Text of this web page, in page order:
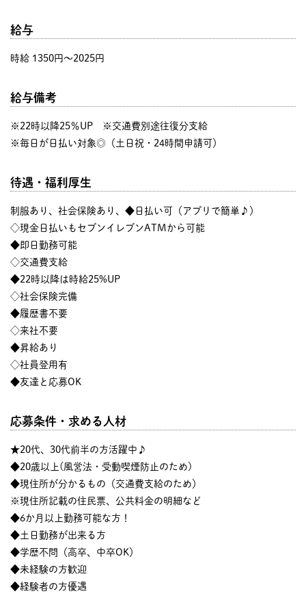
給与
時給 1350円〜2025円
給与備考
※22時以降25％UP ※交通費別途往復分支給
※毎日が日払い対象◎（土日祝・24時間申請可）
待遇・福利厚生
制服あり、社会保険あり、◆日払い可（アプリで簡単♪）
◇現金日払いもセブンイレブンATMから可能
◆即日勤務可能
◇交通費支給
◆22時以降は時給25%UP
◇社会保険完備
◆履歴書不要
◇来社不要
◆昇給あり
◇社員登用有
◆友達と応募OK
応募条件・求める人材
★20代、30代前半の方活躍中♪
◆20歳以上(風営法・受動喫煙防止のため)
◆現住所が分かるもの（交通費支給のため）
※現住所記載の住民票、公共料金の明細など
◆6か月以上勤務可能な方！
◆土日勤務が出来る方
◆学歴不問（高卒、中卒OK）
◆未経験の方歓迎
◆経験者の方優遇